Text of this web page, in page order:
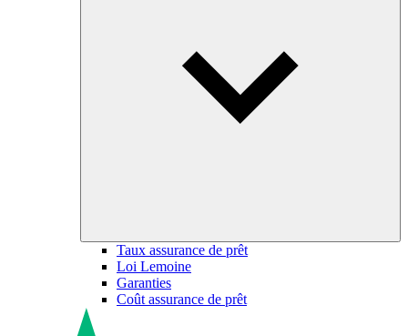
Taux assurance de prêt
Loi Lemoine
Garanties
Coût assurance de prêt